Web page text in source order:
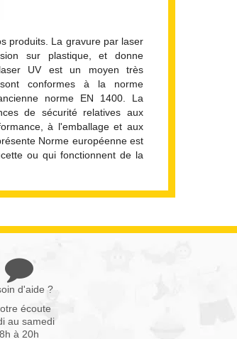
produits. La gravure par laser
sur plastique, et donne
UV est un moyen très
conformes à la norme
norme EN 1400. La
de sécurité relatives aux
à l'emballage et aux
Norme européenne est
ou qui fonctionnent de la
d'aide ?
écoute
au samedi
8h à 20h